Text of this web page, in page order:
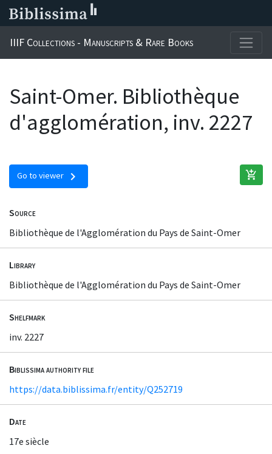
IIIF Collections - Manuscripts & Rare Books
Saint-Omer. Bibliothèque
d'agglomération, inv. 2227
Go to viewer chevron_right add_shopping_cart
Source
Bibliothèque de l'Agglomération du Pays de Saint-Omer
Library
Bibliothèque de l'Agglomération du Pays de Saint-Omer
Shelfmark
inv. 2227
Biblissima authority file
https://data.biblissima.fr/entity/Q252719
Date
17e siècle